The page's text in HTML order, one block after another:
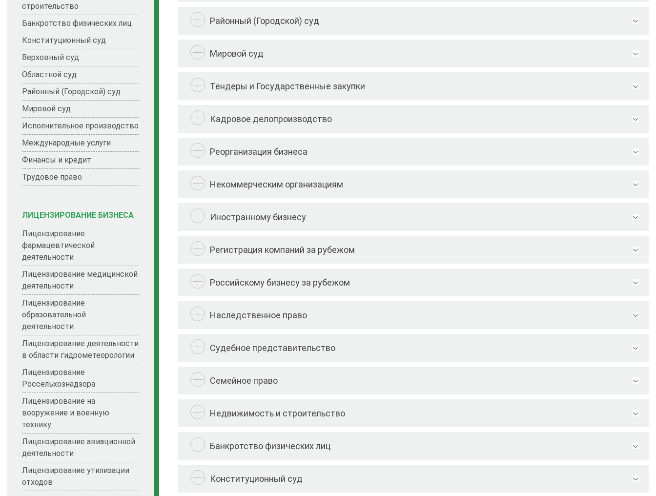
строительство
Банкротство физических лиц
Конституционный суд
Верховный суд
Областной суд
Районный (Городской) суд
Мировой суд
Исполнительное производство
Международные услуги
Финансы и кредит
Трудовое право
ЛИЦЕНЗИРОВАНИЕ БИЗНЕСА
Лицензирование
фармацевтической
деятельности
Лицензирование медицинской
деятельности
Лицензирование
образовательной
деятельности
Лицензирование деятельности
в области гидрометеорологии
Лицензирование
Россельхознадзора
Лицензирование на
вооружение и военную
технику
Лицензирование авиационной
деятельности
Лицензирование утилизации
отходов
Районный (Городской) суд
Мировой суд
Тендеры и Государственные закупки
Кадровое делопроизводство
Реорганизация бизнеса
Некоммерческим организациям
Иностранному бизнесу
Регистрация компаний за рубежом
Российскому бизнесу за рубежом
Наследственное право
Судебное представительство
Семейное право
Недвижимость и строительство
Банкротство физических лиц
Конституционный суд